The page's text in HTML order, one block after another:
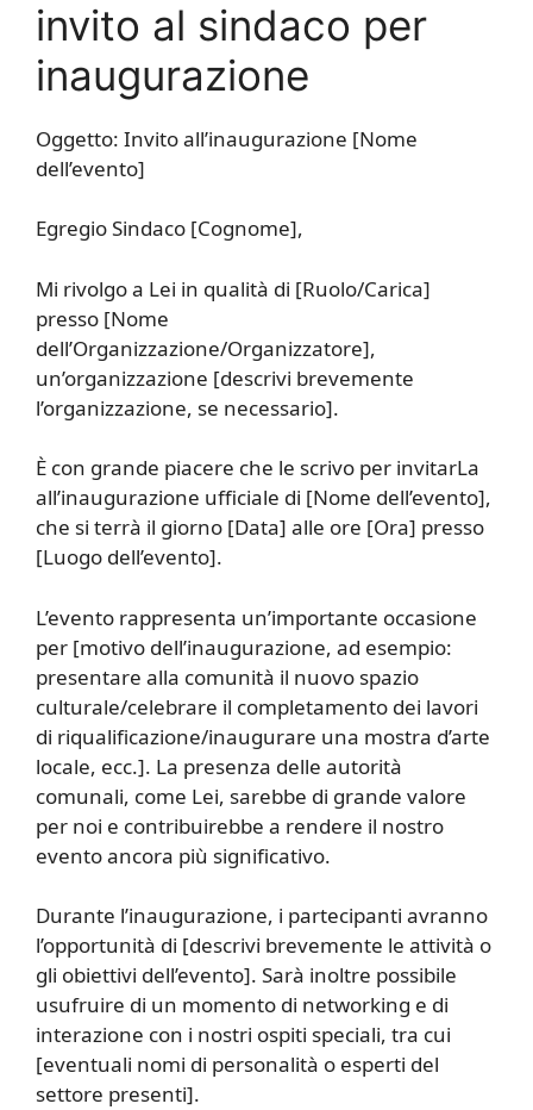
invito al sindaco per
inaugurazione
Oggetto: Invito all’inaugurazione [Nome
dell’evento]
Egregio Sindaco [Cognome],
Mi rivolgo a Lei in qualità di [Ruolo/Carica]
presso [Nome
dell’Organizzazione/Organizzatore],
un’organizzazione [descrivi brevemente
l’organizzazione, se necessario].
È con grande piacere che le scrivo per invitarLa
all’inaugurazione ufficiale di [Nome dell’evento],
che si terrà il giorno [Data] alle ore [Ora] presso
[Luogo dell’evento].
L’evento rappresenta un’importante occasione
per [motivo dell’inaugurazione, ad esempio:
presentare alla comunità il nuovo spazio
culturale/celebrare il completamento dei lavori
di riqualificazione/inaugurare una mostra d’arte
locale, ecc.]. La presenza delle autorità
comunali, come Lei, sarebbe di grande valore
per noi e contribuirebbe a rendere il nostro
evento ancora più significativo.
Durante l’inaugurazione, i partecipanti avranno
l’opportunità di [descrivi brevemente le attività o
gli obiettivi dell’evento]. Sarà inoltre possibile
usufruire di un momento di networking e di
interazione con i nostri ospiti speciali, tra cui
[eventuali nomi di personalità o esperti del
settore presenti].